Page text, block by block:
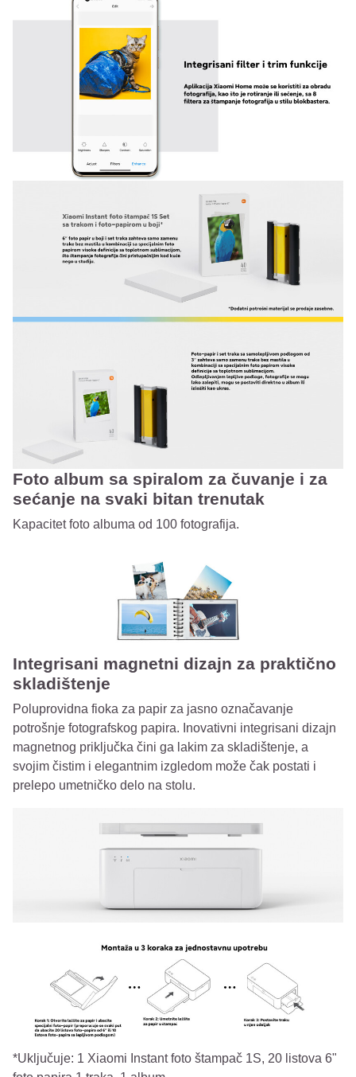
Foto album sa spiralom za čuvanje i za
sećanje na svaki bitan trenutak
Kapacitet foto albuma od 100 fotografija.
Integrisani magnetni dizajn za praktično
skladištenje
Poluprovidna fioka za papir za jasno označavanje
potrošnje fotografskog papira. Inovativni integrisani dizajn
magnetnog priključka čini ga lakim za skladištenje, a
svojim čistim i elegantnim izgledom može čak postati i
prelepo umetničko delo na stolu.
*Uključuje: 1 Xiaomi Instant foto štampač 1S, 20 listova 6"